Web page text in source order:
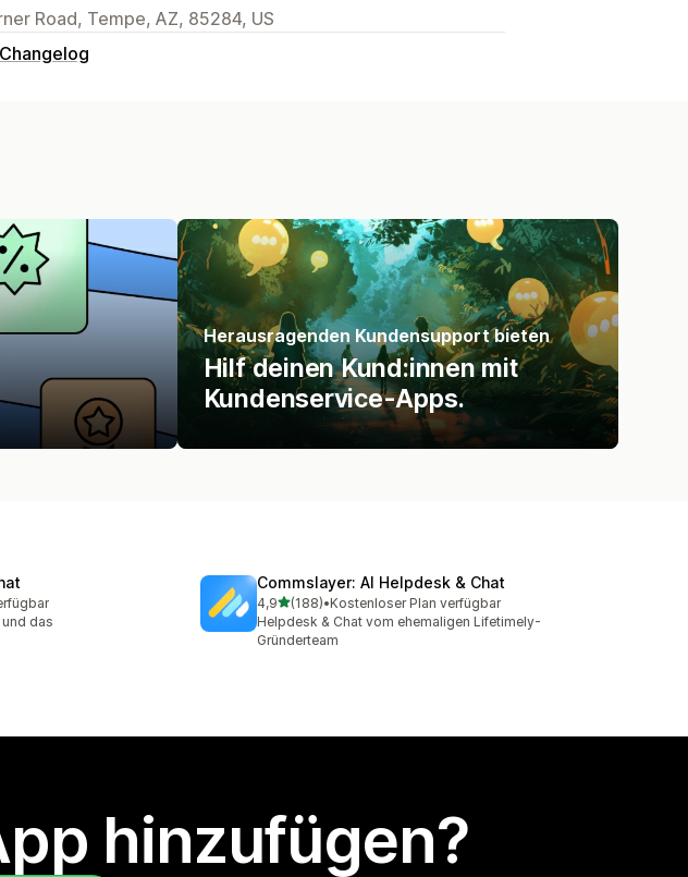
Road, Tempe, AZ, 85284, US
Changelog
Herausragenden Kundensupport bieten
Hilf deinen Kund:innen mit
Kundenservice-Apps.
das
Commslayer: AI Helpdesk & Chat
4,9von 5 Sternen
(188)
188 Rezensionen insgesamt
•Kostenloser Plan verfügbar
Helpdesk & Chat vom ehemaligen Lifetimely-
Gründerteam
hinzufügen?